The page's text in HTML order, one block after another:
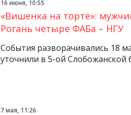
16 июня, 10:55
«Вишенка на торте»:
Рогань четыре ФАБа – НГУ
События разворачивались 18
уточнили в 5-ой Слобожанской
7 мая, 11:26